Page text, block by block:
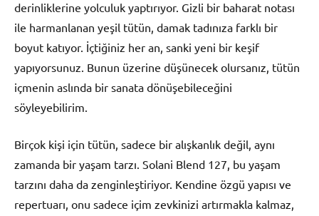
derinliklerine yolculuk yaptırıyor. Gizli bir baharat notası
ile harmanlanan yeşil tütün, damak tadınıza farklı bir
boyut katıyor. İçtiğiniz her an, sanki yeni bir keşif
yapıyorsunuz. Bunun üzerine düşünecek olursanız, tütün
içmenin aslında bir sanata dönüşebileceğini
söyleyebilirim.
Birçok kişi için tütün, sadece bir alışkanlık değil, aynı
zamanda bir yaşam tarzı. Solani Blend 127, bu yaşam
tarzını daha da zenginleştiriyor. Kendine özgü yapısı ve
repertuarı, onu sadece içim zevkinizi artırmakla kalmaz,